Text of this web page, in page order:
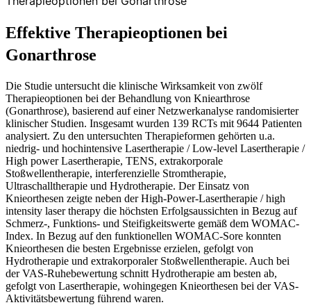
Effektive Therapieoptionen bei
Gonarthrose
Die Studie untersucht die klinische Wirksamkeit von zwölf
Therapieoptionen bei der Behandlung von Kniearthrose
(Gonarthrose), basierend auf einer Netzwerkanalyse randomisierter
klinischer Studien. Insgesamt wurden 139 RCTs mit 9644 Patienten
analysiert. Zu den untersuchten Therapieformen gehörten u.a.
niedrig- und hochintensive Lasertherapie / Low-level Lasertherapie /
High power Lasertherapie, TENS, extrakorporale
Stoßwellentherapie, interferenzielle Stromtherapie,
Ultraschalltherapie und Hydrotherapie. Der Einsatz von
Knieorthesen zeigte neben der High-Power-Lasertherapie / high
intensity laser therapy die höchsten Erfolgsaussichten in Bezug auf
Schmerz-, Funktions- und Steifigkeitswerte gemäß dem WOMAC-
Index. In Bezug auf den funktionellen WOMAC-Sore konnten
Knieorthesen die besten Ergebnisse erzielen, gefolgt von
Hydrotherapie und extrakorporaler Stoßwellentherapie. Auch bei
der VAS-Ruhebewertung schnitt Hydrotherapie am besten ab,
gefolgt von Lasertherapie, wohingegen Knieorthesen bei der VAS-
Aktivitätsbewertung führend waren.